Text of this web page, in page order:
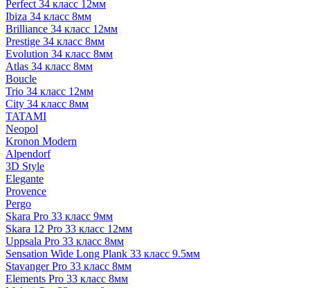
Perfect 34 класс 12мм
Ibiza 34 класс 8мм
Brilliance 34 класс 12мм
Prestige 34 класс 8мм
Evolution 34 класс 8мм
Atlas 34 класс 8мм
Boucle
Trio 34 класс 12мм
City 34 класс 8мм
TATAMI
Neopol
Kronon Modern
Alpendorf
3D Style
Elegante
Provence
Pergo
Skara Pro 33 класс 9мм
Skara 12 Pro 33 класс 12мм
Uppsala Pro 33 класс 8мм
Sensation Wide Long Plank 33 класс 9.5мм
Stavanger Pro 33 класс 8мм
Elements Pro 33 класс 8мм